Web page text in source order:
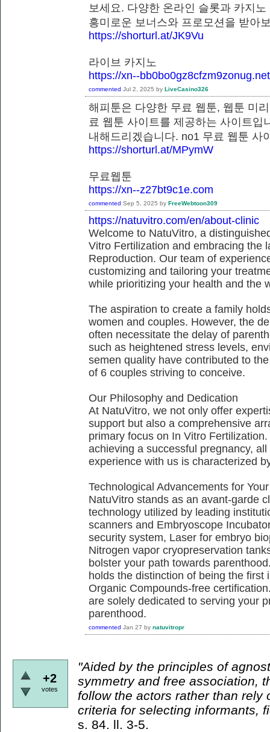
보세요. 다양한 온라인 슬롯과 카지
흥미로운 보너스와 프로모션을 받
https://shorturl.at/JK9Vu
라이브 카지노
https://xn--bb0bo0gz8cfzm9zonug.net
commented Jul 2, 2025 by LiveCasino326
해피툰은 다양한 무료 웹툰, 웹툰 미
료 웹툰 사이트를 제공하는 사이트
내해드리겠습니다. no1 무료 웹툰
https://shorturl.at/MPymW
무료웹툰
https://xn--z27bt9c1e.com
commented Sep 5, 2025 by FreeWebtoon309
https://natuvitro.com/en/about-clinic
Welcome to NatuVitro, a
Vitro Fertilization and embracing the
Reproduction. Our team of
customizing and tailoring your
while prioritizing your health and the
The aspiration to create a family
women and couples. However, the
often necessitate the delay of
such as heightened stress levels,
semen quality have contributed to
of 6 couples striving to conceive.
Our Philosophy and Dedication
At NatuVitro, we not only offer
support but also a comprehensive
primary focus on In Vitro
achieving a successful pregnancy,
experience with us is characterized
Technological Advancements for
NatuVitro stands as an avant-garde
technology utilized by leading
scanners and Embryoscope
security system, Laser for embryo
Nitrogen vapor cryopreservation
bolster your path towards
holds the distinction of being the
Organic Compounds-free
are solely dedicated to serving your
parenthood.
commented Jan 27 by natuvitropr
+2
votes
"Aided by the principles of
symmetry and free association,
follow the actors rather than rely
criteria for selecting informants,
s. 84. ll. 3-5.